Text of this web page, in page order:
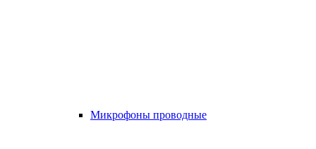
Микрофоны проводные